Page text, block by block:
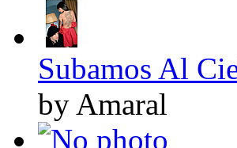
Subamos Al
by Amaral